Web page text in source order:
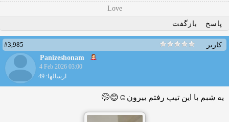
Love
پاسخ
بازگفت
کاربر
#3,985
Panizeshonam
4 Feb 2026 03:00
ارسالها: 49
یه شبم با این تیپ رفتم بیرون☺️😊🤭